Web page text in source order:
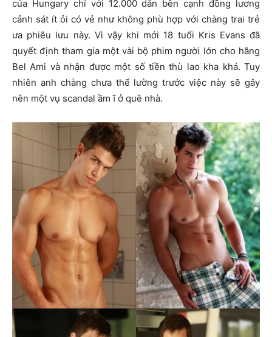
của Hungary chỉ với 12.000 dân bên cạnh đồng lương
cảnh sát ít ỏi có vẻ như không phù hợp với chàng trai trẻ
ưa phiêu lưu này. Vì vậy khi mới 18 tuổi Kris Evans đã
quyết định tham gia một vài bộ phim người lớn cho hãng
Bel Ami và nhận được một số tiền thù lao kha khá. Tuy
nhiên anh chàng chưa thể lường trước việc này sẽ gây
nên một vụ scandal ầm ĩ ở quê nhà.